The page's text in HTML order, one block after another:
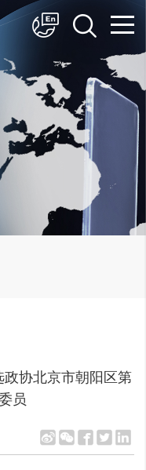
简体中文
English
协北京市朝阳区第
员